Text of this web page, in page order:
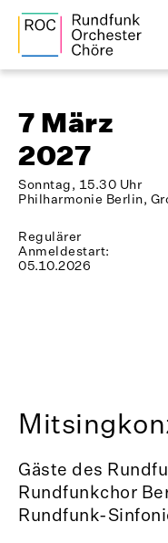
7 März
2027
Sonntag, 15.30 Uhr
Philharmonie Berlin,
Regulärer
Anmeldestart:
05.10.2026
Gäste des
Rundfunkchor
Rundfunk-